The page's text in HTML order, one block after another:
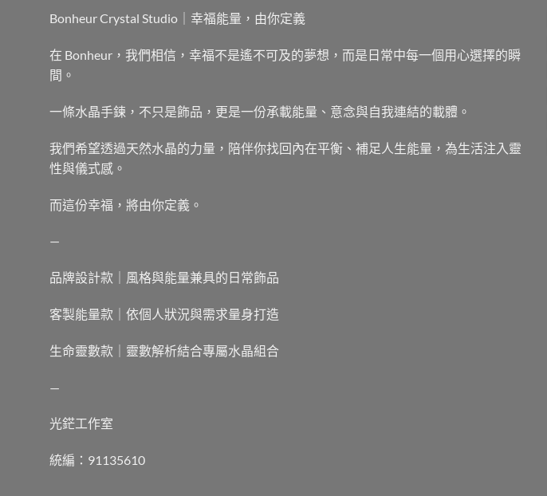
Bonheur Crystal Studio｜幸福能量，由你定義
在 Bonheur，我們相信，幸福不是遙不可及的夢想，而是日常中每一個用心選擇的瞬
間。
一條水晶手鍊，不只是飾品，更是一份承載能量、意念與自我連結的載體。
我們希望透過天然水晶的力量，陪伴你找回內在平衡、補足人生能量，為生活注入靈
性與儀式感。
而這份幸福，將由你定義。
—
品牌設計款｜風格與能量兼具的日常飾品
客製能量款｜依個人狀況與需求量身打造
生命靈數款｜靈數解析結合專屬水晶組合
—
光鋩工作室
統編：91135610